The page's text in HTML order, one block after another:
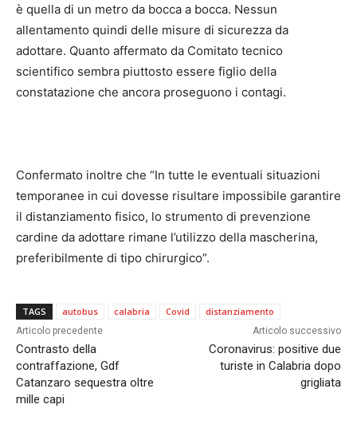
è quella di un metro da bocca a bocca. Nessun
allentamento quindi delle misure di sicurezza da
adottare. Quanto affermato da Comitato tecnico
scientifico sembra piuttosto essere figlio della
constatazione che ancora proseguono i contagi.
Confermato inoltre che “In tutte le eventuali situazioni
temporanee in cui dovesse risultare impossibile garantire
il distanziamento fisico, lo strumento di prevenzione
cardine da adottare rimane l’utilizzo della mascherina,
preferibilmente di tipo chirurgico”.
TAGS autobus calabria Covid distanziamento
Articolo precedente
Contrasto della
contraffazione, Gdf
Catanzaro sequestra oltre
mille capi
Articolo successivo
Coronavirus: positive due
turiste in Calabria dopo
grigliata